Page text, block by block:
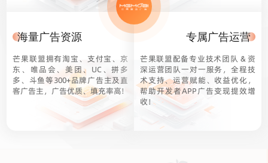
海量广告资源
芒果联盟拥有淘宝、支付宝、京
东、唯品会、美团、UC、拼多
多、斗鱼等300+品牌广告主及直
客广告主，广告优质、填充率高!
专属广告运营
芒果联盟配备专业技术团队 & 资
深运营团队一对一服务，全程技
术支持、运营赋能、收益优化，
帮助开发者APP广告变现提效增
收！